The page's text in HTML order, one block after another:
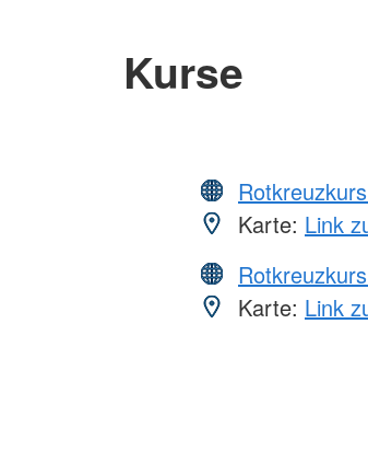
Kurse
Karte: Link
Karte: Link